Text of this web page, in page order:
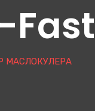
Fast
МАСЛОКУЛЕРА